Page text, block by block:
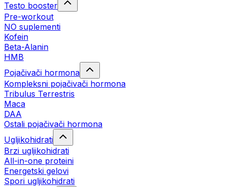
Testo booster
Pre-workout
NO suplementi
Kofein
Beta-Alanin
HMB
Pojačivači hormona
Kompleksni pojačivači hormona
Tribulus Terrestris
Maca
DAA
Ostali pojačivači hormona
Ugljikohidrati
Brzi ugljikohidrati
All-in-one proteini
Energetski gelovi
Spori ugljikohidrati